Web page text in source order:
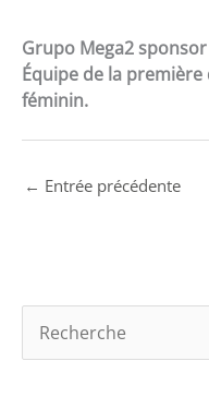
Grupo Mega2
Équipe de la
féminin.
← Entrée précédente
e